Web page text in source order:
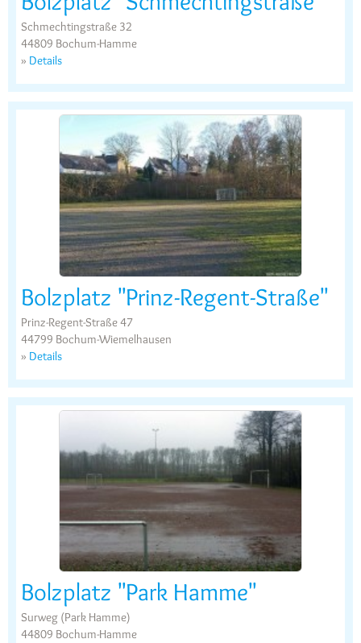
Schmechtingstraße 32
44809 Bochum-Hamme
» Details
Bolzplatz "Prinz-Regent-Straße"
Prinz-Regent-Straße 47
44799 Bochum-Wiemelhausen
» Details
Bolzplatz "Park Hamme"
Surweg (Park Hamme)
44809 Bochum-Hamme